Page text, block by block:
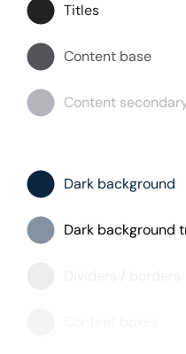
Titles
Content base
Content
Dark background
Dark background